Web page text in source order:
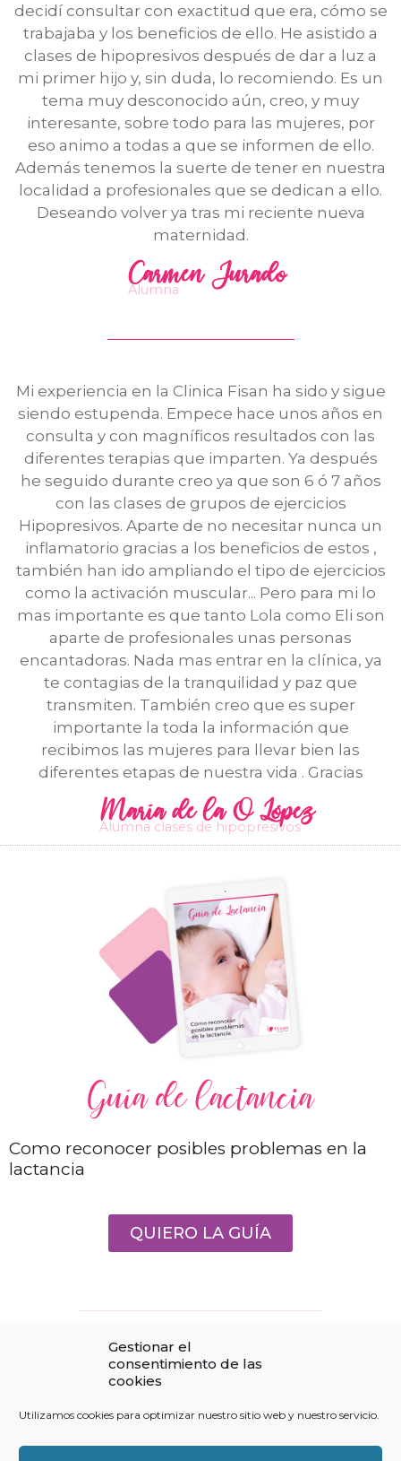
Gestionar el
consentimiento de las
cookies
Utilizamos cookies para optimizar nuestro sitio web y nuestro servicio.
decidí consultar con exactitud que era, cómo se
trabajaba y los beneficios de ello. He asistido a
clases de hipopresivos después de dar a luz a
mi primer hijo y, sin duda, lo recomiendo. Es un
tema muy desconocido aún, creo, y muy
interesante, sobre todo para las mujeres, por
eso animo a todas a que se informen de ello.
Además tenemos la suerte de tener en nuestra
localidad a profesionales que se dedican a ello.
Deseando volver ya tras mi reciente nueva
maternidad.
Carmen Jurado
Alumna
Mi experiencia en la Clinica Fisan ha sido y sigue
siendo estupenda. Empece hace unos años en
consulta y con magníficos resultados con las
diferentes terapias que imparten. Ya después
he seguido durante creo ya que son 6 ó 7 años
con las clases de grupos de ejercicios
Hipopresivos. Aparte de no necesitar nunca un
inflamatorio gracias a los beneficios de estos ,
también han ido ampliando el tipo de ejercicios
como la activación muscular... Pero para mi lo
mas importante es que tanto Lola como Eli son
aparte de profesionales unas personas
encantadoras. Nada mas entrar en la clínica, ya
te contagias de la tranquilidad y paz que
transmiten. También creo que es super
importante la toda la información que
recibimos las mujeres para llevar bien las
diferentes etapas de nuestra vida . Gracias
María de la O López
Alumna clases de hipopresivos
Guía de lactancia
Como reconocer posibles problemas en la
lactancia
QUIERO LA GUÍA